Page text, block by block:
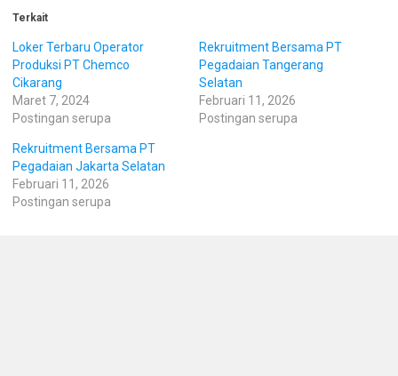
Terkait
Loker Terbaru Operator
Produksi PT Chemco
Cikarang
Maret 7, 2024
Postingan serupa
Rekruitment Bersama PT
Pegadaian Tangerang
Selatan
Februari 11, 2026
Postingan serupa
Rekruitment Bersama PT
Pegadaian Jakarta Selatan
Februari 11, 2026
Postingan serupa